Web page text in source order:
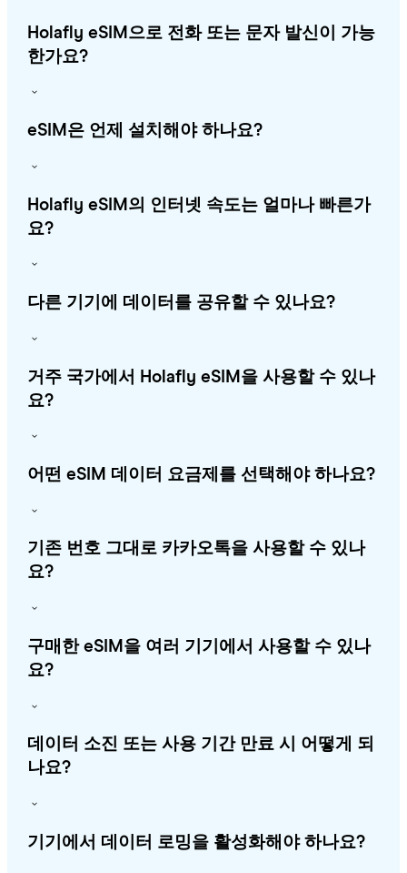
Holafly eSIM으로 전화 또는 문자 발신이 가능
한가요?
eSIM은 언제 설치해야 하나요?
Holafly eSIM의 인터넷 속도는 얼마나 빠른가
요?
다른 기기에 데이터를 공유할 수 있나요?
거주 국가에서 Holafly eSIM을 사용할 수 있나
요?
어떤 eSIM 데이터 요금제를 선택해야 하나요?
기존 번호 그대로 카카오톡을 사용할 수 있나
요?
구매한 eSIM을 여러 기기에서 사용할 수 있나
요?
데이터 소진 또는 사용 기간 만료 시 어떻게 되
나요?
기기에서 데이터 로밍을 활성화해야 하나요?